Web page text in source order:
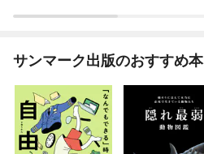
サンマーク出版のおすすめ本